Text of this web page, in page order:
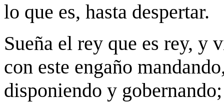
lo que es, hasta despertar.
Sueña el rey que es rey, y
con este engaño
disponiendo y gobernando;